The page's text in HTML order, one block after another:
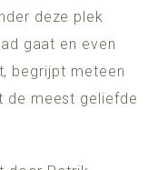
deze plek
gaat en even
begrijpt meteen
de meest geliefde